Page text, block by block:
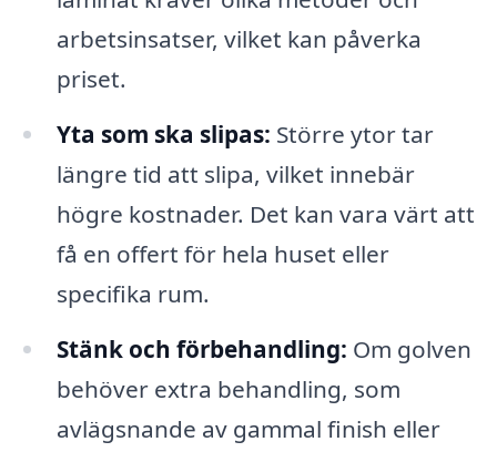
arbetsinsatser, vilket kan påverka
priset.
Yta som ska slipas: Större ytor tar
längre tid att slipa, vilket innebär
högre kostnader. Det kan vara värt att
få en offert för hela huset eller
specifika rum.
Stänk och förbehandling: Om golven
behöver extra behandling, som
avlägsnande av gammal finish eller